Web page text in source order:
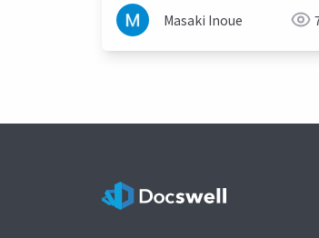
Masaki Inoue